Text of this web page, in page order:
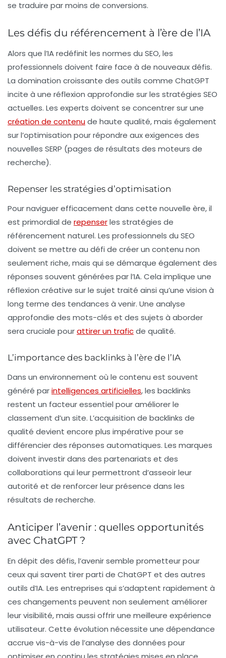
se traduire par moins de conversions.
Les défis du référencement à l’ère de l’IA
Alors que l’IA redéfinit les normes du SEO, les
professionnels doivent faire face à de nouveaux défis.
La domination croissante des outils comme ChatGPT
incite à une réflexion approfondie sur les stratégies SEO
actuelles. Les experts doivent se concentrer sur une
création de contenude haute qualité, mais également
sur l’optimisation pour répondre aux exigences des
nouvelles SERP (pages de résultats des moteurs de
recherche).
Repenser les stratégies d’optimisation
Pour naviguer efficacement dans cette nouvelle ère, il
est primordial de repenserles stratégies de
référencement naturel. Les professionnels du SEO
doivent se mettre au défi de créer un contenu non
seulement riche, mais qui se démarque également des
réponses souvent générées par l’IA. Cela implique une
réflexion créative sur le sujet traité ainsi qu’une vision à
long terme des tendances à venir. Une analyse
approfondie des mots-clés et des sujets à aborder
sera cruciale pourattirer un traficde qualité.
L’importance des backlinks à l’ère de l’IA
Dans un environnement où le contenu est souvent
généré parintelligences artificielles, les backlinks
restent un facteur essentiel pour améliorer le
classement d’un site. L’acquisition de backlinks de
qualité devient encore plus impérative pour se
différencier des réponses automatiques. Les marques
doivent investir dans des partenariats et des
collaborations qui leur permettront d’asseoir leur
autorité et de renforcer leur présence dans les
résultats de recherche.
Anticiper l’avenir : quelles opportunités
avec ChatGPT ?
En dépit des défis, l’avenir semble prometteur pour
ceux qui savent tirer parti de ChatGPT et des autres
outils d’IA. Les entreprises qui s’adaptent rapidement à
ces changements peuvent non seulement améliorer
leur visibilité, mais aussi offrir une meilleure expérience
utilisateur. Cette évolution nécessite une dépendance
accrue vis-à-vis de l’analyse des données pour